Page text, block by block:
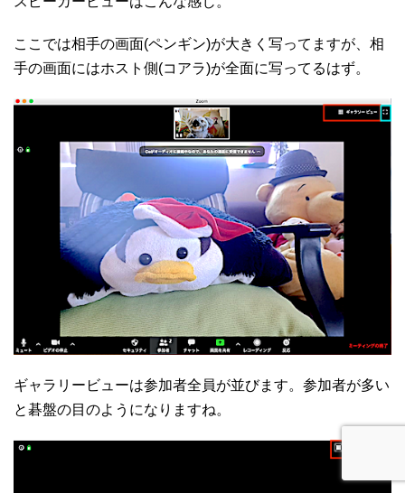
ここでは相手の画面(ペンギン)が大きく写ってますが、相
手の画面にはホスト側(コアラ)が全面に写ってるはず。
ギャラリービューは参加者全員が並びます。参加者が多い
と碁盤の目のようになりますね。